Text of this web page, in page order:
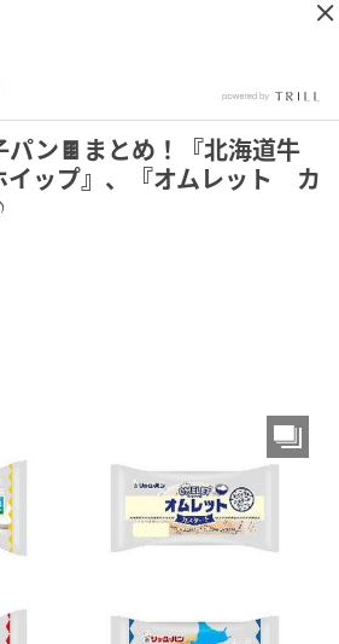
パン🍫まとめ！『北海道牛
イップ』、『オムレット カ